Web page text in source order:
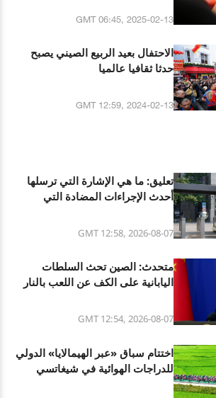
GMT 06:45, 2025-02-13
الاحتفال بعيد الربيع الصيني يصبح
حدثا ثقافيا عالميا
GMT 12:59, 2024-02-13
تعليق: ما هي الإشارة التي ترسلها
أحدث الإجراءات المضادة التي
GMT 12:58, 2026-08-07
متحدث: الصين تحث السلطات
اليابانية على الكف عن اللعب بالنار
GMT 12:54, 2026-08-07
اختتام سباق «عبر الهيمالايا» الدولي
للدراجات الهوائية في شيغاتسي